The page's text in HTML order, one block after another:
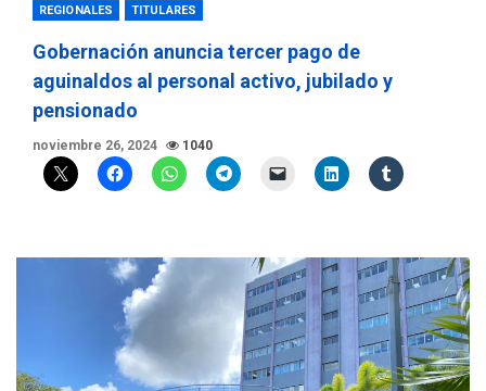
REGIONALES TITULARES
Gobernación anuncia tercer pago de
aguinaldos al personal activo, jubilado y
pensionado
noviembre 26, 2024 1040